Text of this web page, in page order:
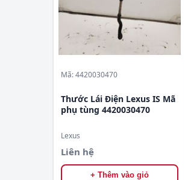
Mã: 4420030470
Thước Lái Điện Lexus IS Mã
phụ tùng 4420030470
Lexus
Liên hệ
+ Thêm vào giỏ